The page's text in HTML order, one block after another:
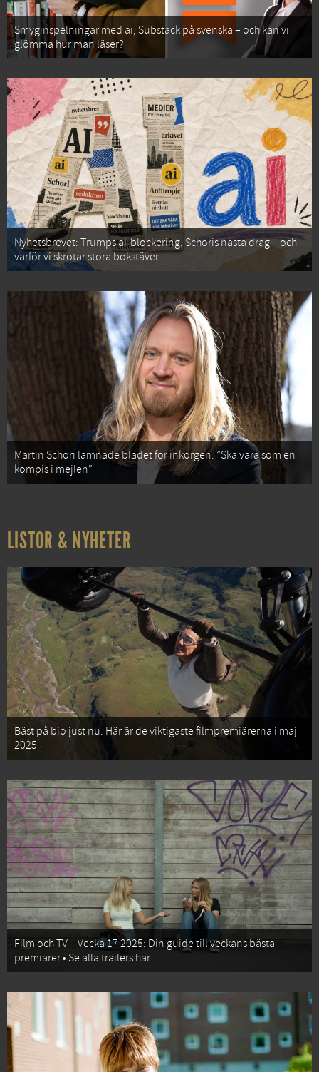
Smyginspelningar med ai, Substack på svenska – och kan vi
glömma hur man läser?
Nyhetsbrevet: Trumps ai-blockering, Schoris nästa drag – och
varför vi skrotar stora bokstäver
Martin Schori lämnade bladet för inkorgen: ”Ska vara som en
kompis i mejlen”
LISTOR & NYHETER
Bäst på bio just nu: Här är de viktigaste filmpremiärerna i maj
2025
Film och TV – Vecka 17 2025: Din guide till veckans bästa
premiärer • Se alla trailers här